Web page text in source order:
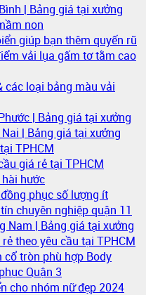
| Bảng giá tại xưởng
non
giúp bạn thêm quyến rũ
vải lụa gấm tơ tằm cao
các loại bảng màu vải
| Bảng giá tại xưởng
| Bảng giá tại xưởng
TPHCM
giá rẻ tại TPHCM
hước
phục số lượng ít
chuyên nghiệp quận 11
Nam | Bảng giá tại xưởng
theo yêu cầu tại TPHCM
cổ tròn phù hợp Body
Quận 3
cho nhóm nữ đẹp 2024